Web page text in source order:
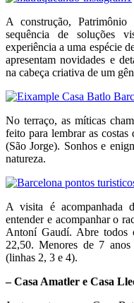
A construção,
sequência de soluções
experiência a uma espécie
apresentam novidades e
na cabeça criativa de um
No terraço, as míticas
feito para lembrar as
(São Jorge). Sonhos e
natureza.
A visita é acompanhada
entender e acompanhar o
Antoní Gaudí. Abre todos
22,50. Menores de 7
(linhas 2, 3 e 4).
– Casa Amatler e Casa